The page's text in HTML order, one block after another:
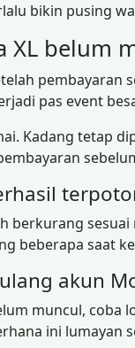
bikin pusing
XL belum
pembayaran
pas event
Kadang tetap
berkurang
beberapa saat
akun
muncul, coba
ini lumayan